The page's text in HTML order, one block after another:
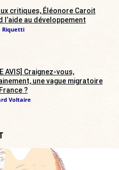
critiques, Éléonore Caroit
l’aide au développement
Riquetti
AVIS] Craignez-vous,
une vague migratoire
?
Voltaire